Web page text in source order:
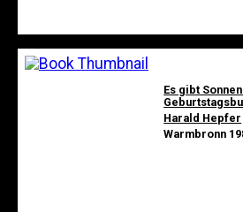
Es gibt
Harald Hepfer
Warmbronn